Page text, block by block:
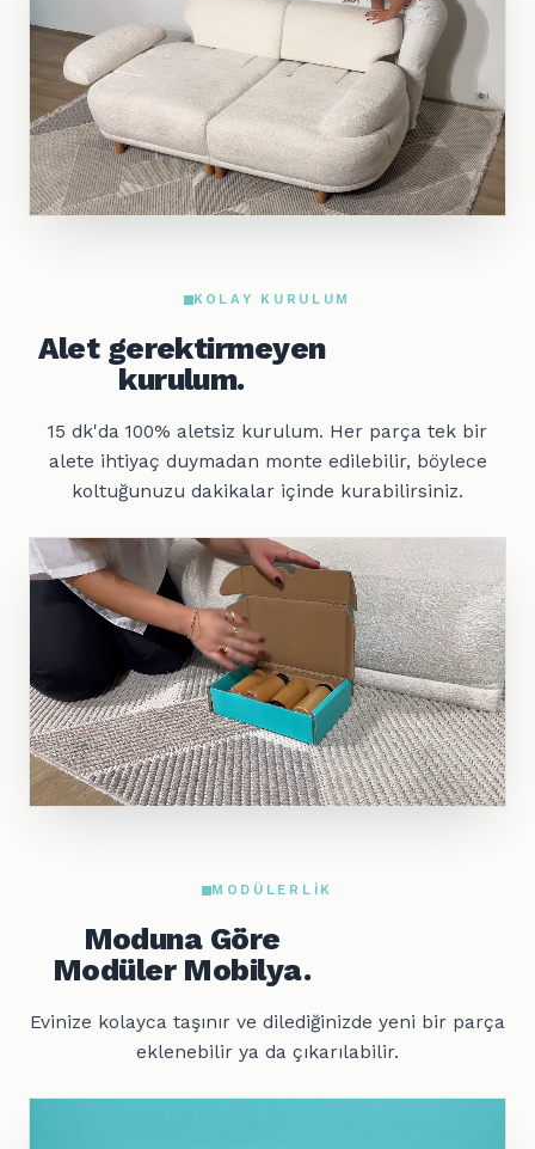
KOLAY KURULUM
Alet gerektirmeyen
kurulum.
15 dk'da 100% aletsiz kurulum. Her parça tek bir
alete ihtiyaç duymadan monte edilebilir, böylece
koltuğunuzu dakikalar içinde kurabilirsiniz.
MODÜLERLIK
Moduna Göre
Modüler Mobilya.
Evinize kolayca taşınır ve dilediğinizde yeni bir parça
eklenebilir ya da çıkarılabilir.